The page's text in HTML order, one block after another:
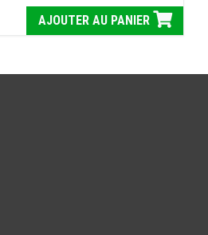
AJOUTER AU PANIER